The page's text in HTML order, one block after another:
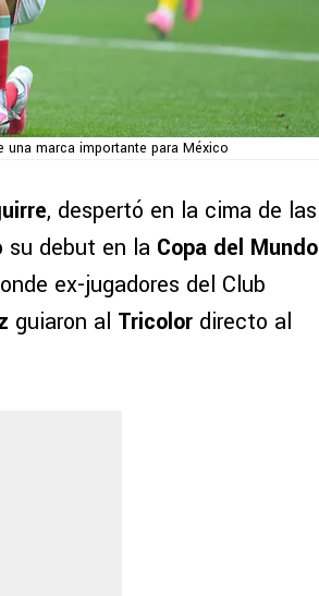
una marca importante para México
, despertó en la cima de las
su debut en la Copa del Mundo
ex-jugadores del Club
guiaron al Tricolor directo al